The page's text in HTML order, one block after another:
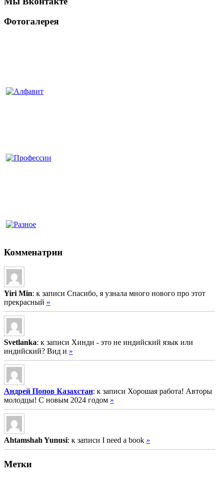
Фотогалерея
Комменатрии
Yiri Min: к записи Спасибо, я узнала много нового про этот
прекрасный »
Svetlanka: к записи Хинди - это не индийский язык или
индийский? Вид и »
Андрей Попов Казахстан: к записи Хорошая работа! Авторы
молодцы! С новым 2024 годом »
Ahtamshah Yunusi: к записи I need a book »
Метки